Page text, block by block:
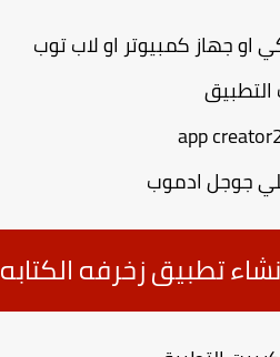
او جهاز كمبيوتر او لاب توب
جوجل ادموب
تطبيق زخرفه الكتابه